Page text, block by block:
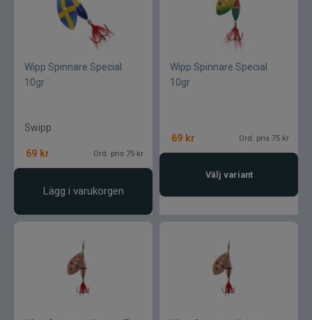
Övriga fiskemärken
Wipp Spinnare Special
10gr
Swipp
69 kr Ord. pris 75 kr
Lägg i varukorgen
Wipp Spinnare Special
10gr
69 kr Ord. pris 75 kr
Välj variant